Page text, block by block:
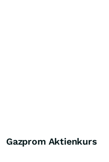
Gazprom Aktienkurs